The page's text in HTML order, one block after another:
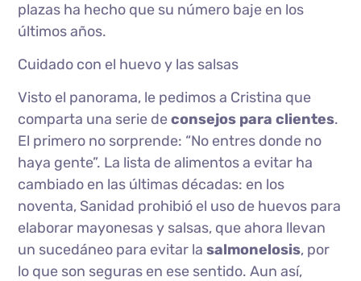
plazas ha hecho que su número baje en los
últimos años.
Cuidado con el huevo y las salsas
Visto el panorama, le pedimos a Cristina que
comparta una serie deconsejos para clientes.
El primero no sorprende: “No entres donde no
haya gente”. La lista de alimentos a evitar ha
cambiado en las últimas décadas: en los
noventa, Sanidad prohibió el uso de huevos para
elaborar mayonesas y salsas, que ahora llevan
un sucedáneo para evitar lasalmonelosis, por
lo que son seguras en ese sentido. Aun así,